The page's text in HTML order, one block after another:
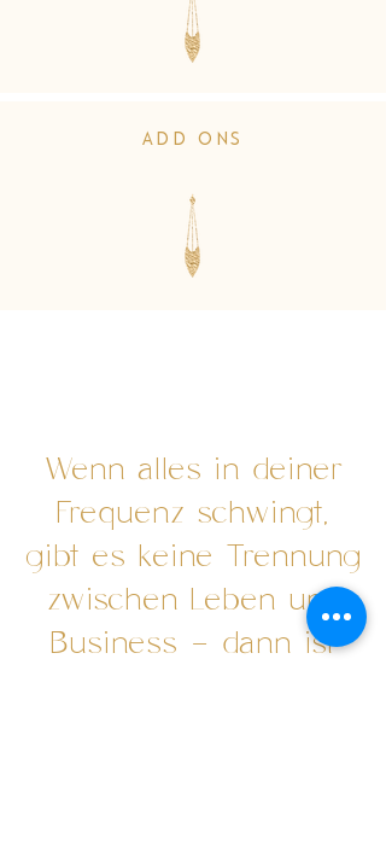
ADD ONS
Wenn alles in deiner
Frequenz schwingt,
gibt es keine Trennung
zwischen Leben und
Business – dann ist